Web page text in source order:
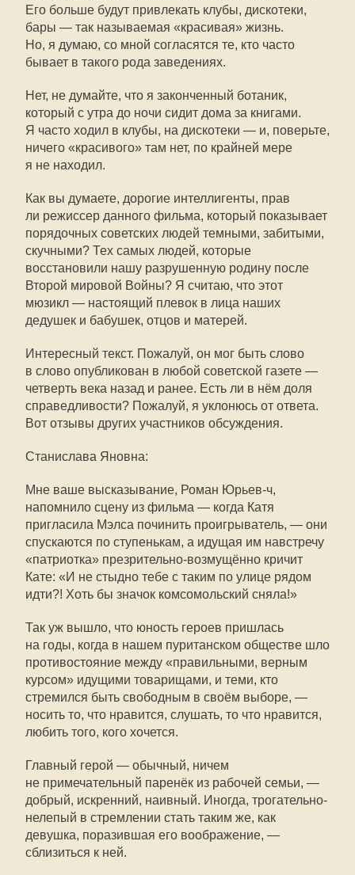
Его больше будут привлекать клубы, дискотеки,
бары — так называемая «красивая» жизнь.
Но, я думаю, со мной согласятся те, кто часто
бывает в такого рода заведениях.
Нет, не думайте, что я законченный ботаник,
который с утра до ночи сидит дома за книгами.
Я часто ходил в клубы, на дискотеки — и, поверьте,
ничего «красивого» там нет, по крайней мере
я не находил.
Как вы думаете, дорогие интеллигенты, прав
ли режиссер данного фильма, который показывает
порядочных советских людей темными, забитыми,
скучными? Тех самых людей, которые
восстановили нашу разрушенную родину после
Второй мировой Войны? Я считаю, что этот
мюзикл — настоящий плевок в лица наших
дедушек и бабушек, отцов и матерей.
Интересный текст. Пожалуй, он мог быть слово
в слово опубликован в любой советской газете —
четверть века назад и ранее. Есть ли в нём доля
справедливости? Пожалуй, я уклонюсь от ответа.
Вот отзывы других участников обсуждения.
Станислава Яновна:
Мне ваше высказывание, Роман Юрьев-ч,
напомнило сцену из фильма — когда Катя
пригласила Мэлса починить проигрыватель, — они
спускаются по ступенькам, а идущая им навстречу
«патриотка» презрительно-возмущённо кричит
Кате: «И не стыдно тебе с таким по улице рядом
идти?! Хоть бы значок комсомольский сняла!»
Так уж вышло, что юность героев пришлась
на годы, когда в нашем пуританском обществе шло
противостояние между «правильными, верным
курсом» идущими товарищами, и теми, кто
стремился быть свободным в своём выборе, —
носить то, что нравится, слушать, то что нравится,
любить того, кого хочется.
Главный герой — обычный, ничем
не примечательный паренёк из рабочей семьи, —
добрый, искренний, наивный. Иногда, трогательно-
нелепый в стремлении стать таким же, как
девушка, поразившая его воображение, —
сблизиться к ней.